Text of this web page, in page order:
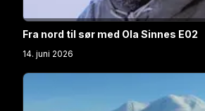
Fra nord til sør med Ola Sinnes E02
14. juni 2026